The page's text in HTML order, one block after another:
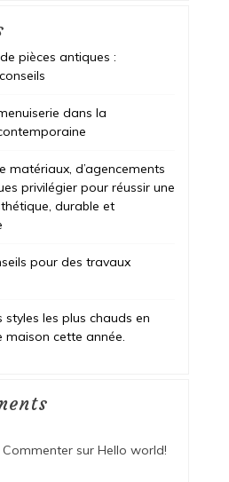
pièces antiques :
dans la
matériaux, d’agencements
privilégier pour réussir une
durable et
pour des travaux
styles les plus chauds en
maison cette année.
sur Hello world!